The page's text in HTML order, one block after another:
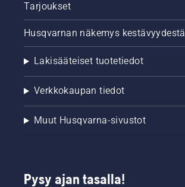
Tarjoukset
Husqvarnan näkemys kestävyydestä
Lakisääteiset tuotetiedot
Verkkokaupan tiedot
Muut Husqvarna-sivustot
Pysy ajan tasalla!